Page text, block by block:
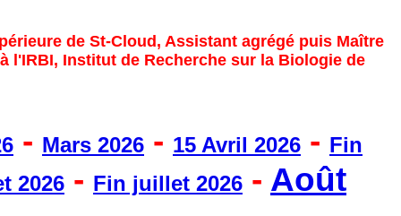
de St-Cloud, Assistant agrégé puis Maître
l'IRBI, Institut de Recherche sur la Biologie de
- Mars 2026 - 15 Avril 2026 - Fin
2026 - Fin juillet 2026 - Août